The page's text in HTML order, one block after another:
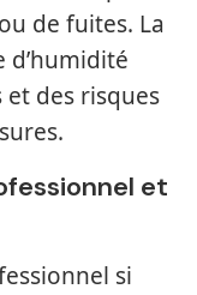
de fuites. La
d’humidité
des risques
et
si